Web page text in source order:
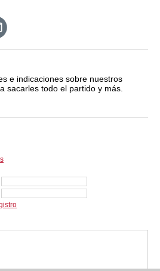
e indicaciones sobre nuestros
sacarles todo el partido y más.